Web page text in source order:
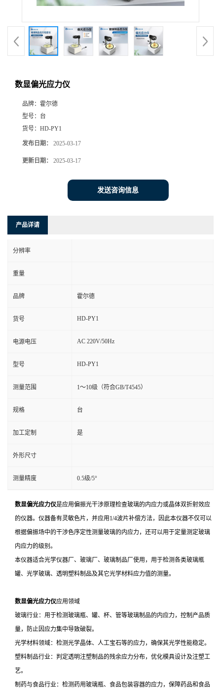
数显偏光应力仪
品牌： 霍尔德
型号： 台
货号： HD-PY1
发布日期： 2025-03-17
更新日期： 2025-03-17
发送咨询信息
产品详请
分辨率
重量
品牌 霍尔德
货号 HD-PY1
电源电压 AC 220V/50Hz
型号 HD-PY1
测量范围 1～10级（符合GB/T4545）
规格 台
加工定制 是
外形尺寸
测量精度 0.5级/5°
数显偏光应力仪是应用偏振光干涉原理检查玻璃的内应力或晶体双折射效应
的仪器。仪器备有灵敏色片，并应用1/4波片补偿方法，因此本仪器不仅可以
根据偏振场中的干涉色序定性测量玻璃的内应力，还可以用于定量测定玻璃
内应力的级别。
本仪器适合光学仪器厂、玻璃厂、玻璃制品厂使用，用于检测各类玻璃甁
罐、光学玻璃、透明塑料制品及其它光学材料应力值的测量。
数显偏光应力仪应用领域
玻璃行业：用于检测玻璃瓶、罐、杯、管等玻璃制品的内应力，控制产品质
量，防止因应力集中导致破裂。
光学材料领域：检测光学晶体、人工宝石等的应力，确保其光学性能稳定。
塑料制品行业：判定透明注塑制品的残余应力分布，优化模具设计及注塑工
艺。
制药与食品行业：检测药用玻璃瓶、食品包装容器的应力，保障药品和食品